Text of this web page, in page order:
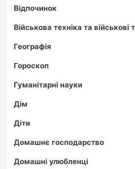
Відпочинок
Військова техніка та військові
Географія
Гороскоп
Гуманітарні науки
Дім
Діти
Домашнє господарство
Домашні улюбленці